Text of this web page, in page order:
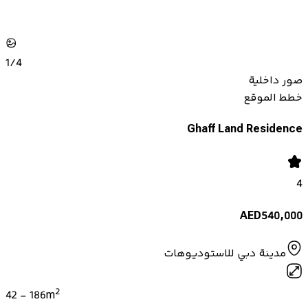
1/4
صور داخلية
خطط الموقع
Ghaff Land Residence
4
AED540,000
مدينة دبي للاستوديوهات
42 - 186m2